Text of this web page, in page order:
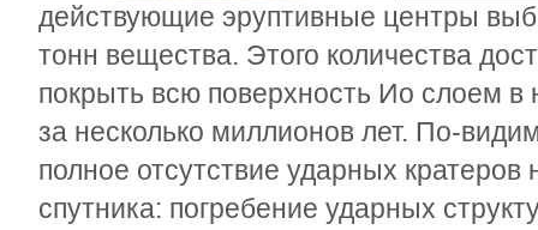
действующие эруптивные центры
тонн вещества. Этого количества
покрыть всю поверхность Ио слоем в
за несколько миллионов лет. По-
полное отсутствие ударных кратеров
спутника: погребение ударных